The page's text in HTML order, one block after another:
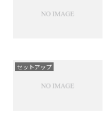
セットアップ